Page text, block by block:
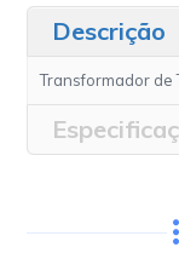
Descrição
Transformador de